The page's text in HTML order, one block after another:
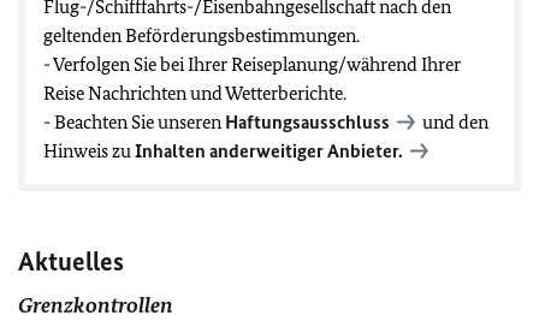
Flug-/Schifffahrts-/Eisenbahngesellschaft nach den
geltenden Beförderungsbestimmungen.
- Verfolgen Sie bei Ihrer Reiseplanung/während Ihrer
Reise Nachrichten und Wetterberichte.
- Beachten Sie unseren Haftungsausschluss
und den
Hinweis zuInhalten anderweitiger Anbieter.
Aktuelles
Grenzkontrollen